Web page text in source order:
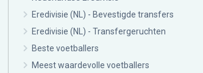
Eredivisie (NL) - Bevestigde transfers
Eredivisie (NL) - Transfergeruchten
Beste voetballers
Meest waardevolle voetballers